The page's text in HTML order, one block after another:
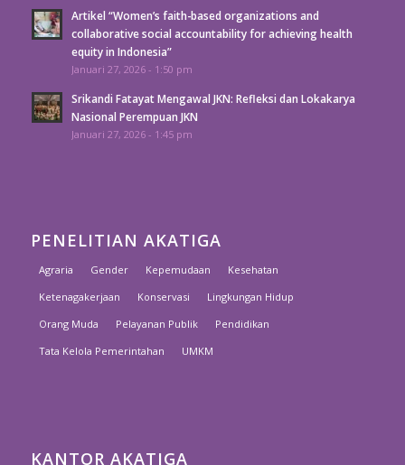
Artikel “Women’s faith-based organizations and
collaborative social accountability for achieving health
equity in Indonesia”
Januari 27, 2026 - 1:50 pm
Srikandi Fatayat Mengawal JKN: Refleksi dan Lokakarya
Nasional Perempuan JKN
Januari 27, 2026 - 1:45 pm
PENELITIAN AKATIGA
Agraria Gender Kepemudaan
Kesehatan
Ketenagakerjaan
Konservasi
Lingkungan Hidup
Orang Muda
Pelayanan Publik
Pendidikan
Tata Kelola Pemerintahan
UMKM
KANTOR AKATIGA